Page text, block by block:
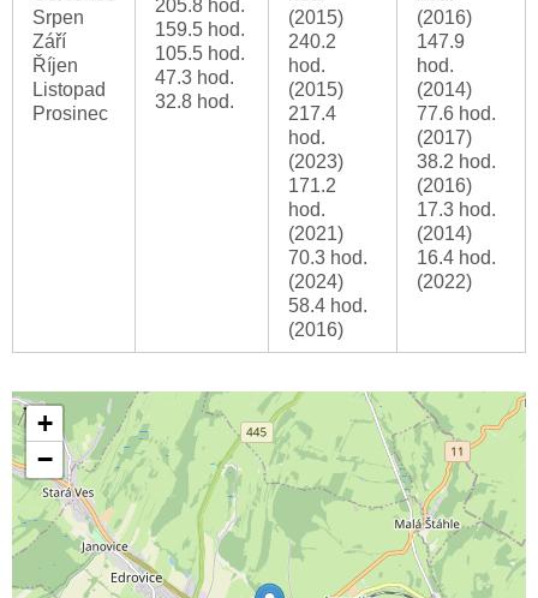
Srpen
Září
Říjen
Listopad
Prosinec
205.8 hod.
159.5 hod.
105.5 hod.
47.3 hod.
32.8 hod.
(2015)
240.2
hod.
(2015)
217.4
hod.
(2023)
171.2
hod.
(2021)
70.3 hod.
(2024)
58.4 hod.
(2016)
(2016)
147.9
hod.
(2014)
77.6 hod.
(2017)
38.2 hod.
(2016)
17.3 hod.
(2014)
16.4 hod.
(2022)
+
−